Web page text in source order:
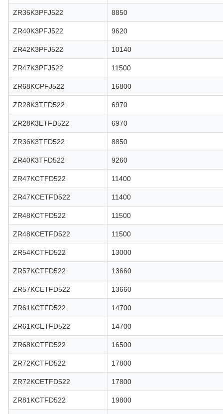
ZR36K3PFJ522 8850
ZR40K3PFJ522 9620
ZR42K3PFJ522 10140
ZR47K3PFJ522 11500
ZR68KCPFJ522 16800
ZR28K3TFD522 6970
ZR28K3ETFD522 6970
ZR36K3TFD522 8850
ZR40K3TFD522 9260
ZR47KCTFD522 11400
ZR47KCETFD522 11400
ZR48KCTFD522 11500
ZR48KCETFD522 11500
ZR54KCTFD522 13000
ZR57KCTFD522 13660
ZR57KCETFD522 13660
ZR61KCTFD522 14700
ZR61KCETFD522 14700
ZR68KCTFD522 16500
ZR72KCTFD522 17800
ZR72KCETFD522 17800
ZR81KCTFD522 19800